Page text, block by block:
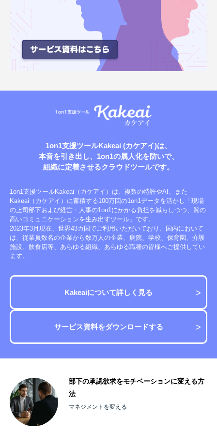
1on1支援ツールKakeai (カケアイ)は、
本音を引き出し、1on1の属人化を防いで、
組織に定着させるクラウドツールです。
1on1支援ツールKakeai（カケアイ）は、複数の特許やAI、また
Kakeai（カケアイ）に蓄積する100万回の1on1データを活かし「現場
の上司部下および経営・人事の1on1にかかる負担を減らしつつ、質の
高いコミュニケーションを生み出すツール」です。
2023年3月現在、世界43カ国でご利用いただいており、国内において
は、従業員数名の企業から数万人の企業、病院、学校、保育園、介護
施設、飲食店等、あらゆる組織、あらゆる職種の皆様へご提供してい
ます。
Kakeaiについて詳しく見る
サービス資料をダウンロードする
部下の承認欲求をモチベーションに変える方
法
マネジメントを変える